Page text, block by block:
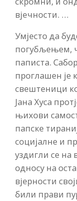
вјечности. …
Умјесто да
погубљењем,
паписта.
проглашен је
свештеници
Јана Хуса
њихови
папске
социјалне и
уздигли се
односу на
вјерности
били прави